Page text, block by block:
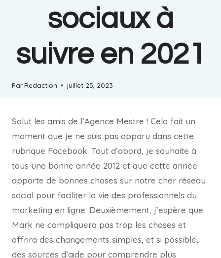
sociaux à
suivre en 2021
ParRedaction juillet 25, 2023
Salut les amis de l’Agence Mestre ! Cela fait un
moment que je ne suis pas apparu dans cette
rubrique Facebook. Tout d’abord, je souhaite à
tous une bonne année 2012 et que cette année
apporte de bonnes choses sur notre cher réseau
social pour faciliter la vie des professionnels du
marketing en ligne. Deuxièmement, j’espère que
Mark ne compliquera pas trop les choses et
offrira des changements simples, et si possible,
des sources d’aide pour comprendre plus